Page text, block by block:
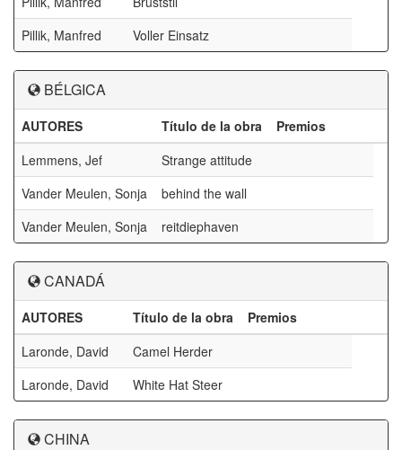
Pillik, Manfred
Voller Einsatz
BÉLGICA
AUTORES Título de la obra
Premios
Lemmens, Jef
Strange attitude
Vander Meulen, Sonja
behind the wall
Vander Meulen, Sonja
reitdiephaven
CANADÁ
AUTORES Título de la obra
Premios
Laronde, David
Camel Herder
Laronde, David
White Hat Steer
CHINA